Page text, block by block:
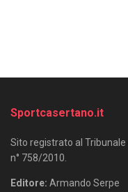
Sportcasertano.it
Sito registrato al
n° 758/2010.
Editore: Armando Serpe